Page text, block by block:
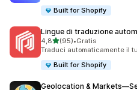
Built for Shopify
Lingue di traduzione
4,8stelle su 5
(95)
95 recensioni totali
•Gratis
Traduci automaticamente il
Built for Shopify
Geolocation &